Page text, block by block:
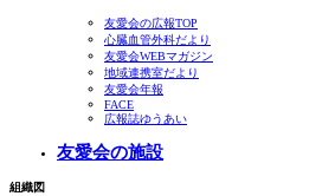
友愛会の広報TOP
心臓血管外科だより
友愛会WEBマガジン
地域連携室だより
友愛会年報
FACE
広報誌ゆうあい
友愛会の施設
組織図